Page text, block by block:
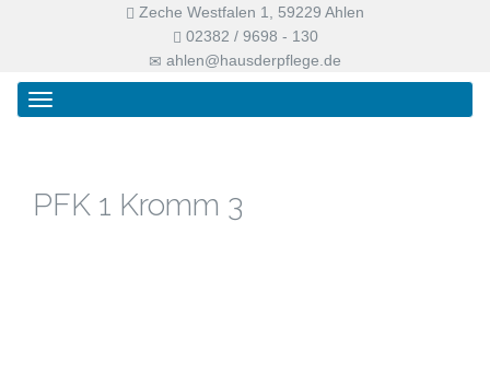
Zeche Westfalen 1, 59229 Ahlen
02382 / 9698 - 130
ahlen@hausderpflege.de
Primary
Menu
Skip
Haus der Pflege
PFK 1 Kromm 3